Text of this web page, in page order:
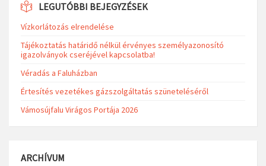
LEGUTÓBBI BEJEGYZÉSEK
Vízkorlátozás elrendelése
Tájékoztatás határidő nélkül érvényes személyazonosító
igazolványok cseréjével kapcsolatba!
Véradás a Faluházban
Értesítés vezetékes gázszolgáltatás szüneteléséről
Vámosújfalu Virágos Portája 2026
ARCHÍVUM